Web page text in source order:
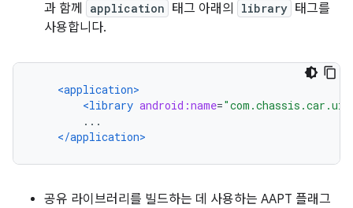
과 함께
application 태그 아래의 library 태그를
사용합니다.
<application>
<library android:name=
...
</application>
공유 라이브러리를 빌드하는 데 사용하는 AAPT 플래그